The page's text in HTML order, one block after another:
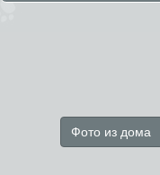
Фото из дома